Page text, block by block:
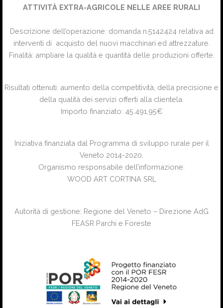
ATTIVITÀ EXTRA-AGRICOLE NELLE AREE RURALI
Descrizione dell’operazione: domanda n.5142424 relativa ad
interventi di acquisto del nuovi macchinari ed attrezzature.
Finalità: ampliare la qualità e quantità delle produzioni offerte.
Risultati ottenuti: aumento della competitività, della precisione e
della qualità dei servizi offerti alla clientela.
Importo finanziato: 45.491,95€
Iniziativa finanziata dal Programma di sviluppo rurale per il
Veneto 2014-2020.
Organismo responsabile dell’informazione:
WOOD ART CORTINA SRL
Autorità di gestione: Regione del Veneto – Direzione AdG
FEASR Parchi e Foreste